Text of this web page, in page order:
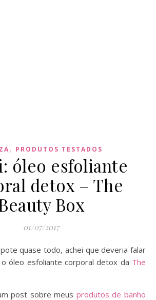
, PRODUTOS TESTADOS
óleo esfoliante
detox – The
Box
01/07/2017
óleo esfoliante corporal detox da The
post sobre meus produtos de banho